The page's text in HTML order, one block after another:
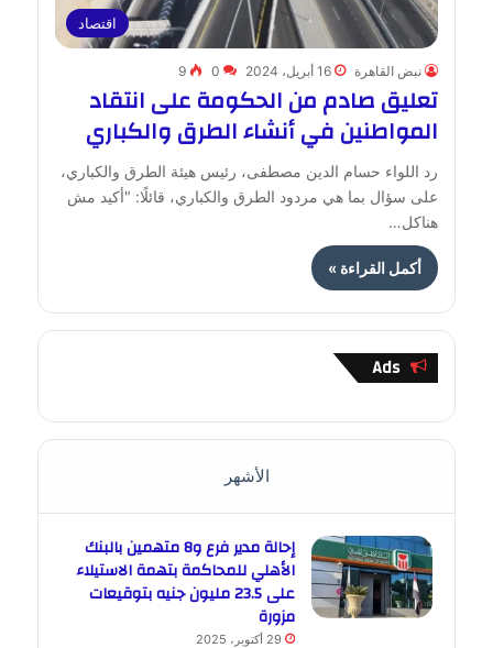
اقتصاد
نبض القاهرة 16 أبريل، 2024 0
9
تعليق صادم من الحكومة على انتقاد
المواطنين في أنشاء الطرق والكباري
رد اللواء حسام الدين مصطفى، رئيس هيئة الطرق والكباري،
على سؤال بما هي مردود الطرق والكباري، قائلًا: "أكيد مش
هناكل…
أكمل القراءة »
Ads
الأشهر
إحالة مدير فرع و8 متهمين بالبنك
الأهلي للمحاكمة بتهمة الاستيلاء
على 23.5 مليون جنيه بتوقيعات
مزورة
29 أكتوبر، 2025